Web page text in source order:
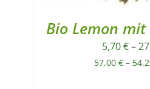
Bio Lemon
5,70€–
57,00 €–